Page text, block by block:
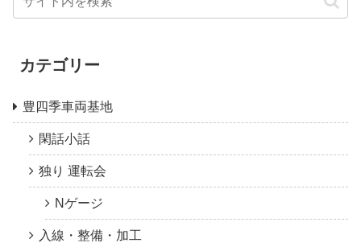
カテゴリー
豊四季車両基地
閑話小話
独り 運転会
Nゲージ
入線・整備・加工